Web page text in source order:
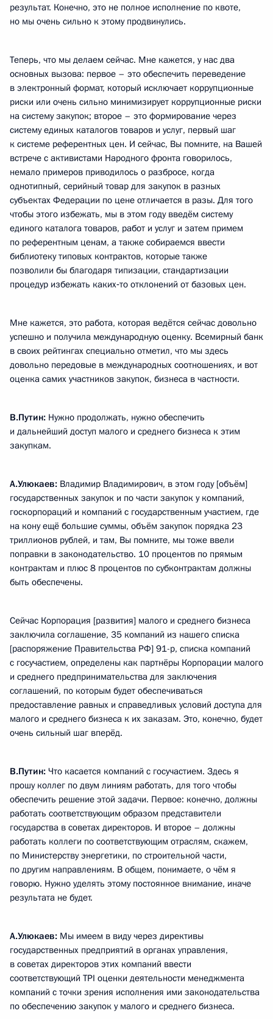
результат. Конечно, это не полное исполнение по квоте,
но мы очень сильно к этому продвинулись.
Теперь, что мы делаем сейчас. Мне кажется, у нас два
основных вызова: первое – это обеспечить переведение
в электронный формат, который исключает коррупционные
риски или очень сильно минимизирует коррупционные риски
на систему закупок; второе – это формирование через
систему единых каталогов товаров и услуг, первый шаг
к системе референтных цен. И сейчас, Вы помните, на Вашей
встрече с активистами Народного фронта говорилось,
немало примеров приводилось о разбросе, когда
однотипный, серийный товар для закупок в разных
субъектах Федерации по цене отличается в разы. Для того
чтобы этого избежать, мы в этом году введём систему
единого каталога товаров, работ и услуг и затем примем
по референтным ценам, а также собираемся ввести
библиотеку типовых контрактов, которые также
позволили бы благодаря типизации, стандартизации
процедур избежать каких‑то отклонений от базовых цен.
Мне кажется, это работа, которая ведётся сейчас довольно
успешно и получила международную оценку. Всемирный банк
в своих рейтингах специально отметил, что мы здесь
довольно передовые в международных соотношениях, и вот
оценка самих участников закупок, бизнеса в частности.
В.Путин: Нужно продолжать, нужно обеспечить
и дальнейший доступ малого и среднего бизнеса к этим
закупкам.
А.Улюкаев: Владимир Владимирович, в этом году [объём]
государственных закупок и по части закупок у компаний,
госкорпораций и компаний с государственным участием, где
на кону ещё большие суммы, объём закупок порядка 23
триллионов рублей, и там, Вы помните, мы тоже ввели
поправки в законодательство. 10 процентов по прямым
контрактам и плюс 8 процентов по субконтрактам должны
быть обеспечены.
Сейчас Корпорация [развития] малого и среднего бизнеса
заключила соглашение, 35 компаний из нашего списка
[распоряжение Правительства РФ] 91-р, списка компаний
с госучастием, определены как партнёры Корпорации малого
и среднего предпринимательства для заключения
соглашений, по которым будет обеспечиваться
предоставление равных и справедливых условий доступа для
малого и среднего бизнеса к их заказам. Это, конечно, будет
очень сильный шаг вперёд.
В.Путин: Что касается компаний с госучастием. Здесь я
прошу коллег по двум линиям работать, для того чтобы
обеспечить решение этой задачи. Первое: конечно, должны
работать соответствующим образом представители
государства в советах директоров. И второе – должны
работать коллеги по соответствующим отраслям, скажем,
по Министерству энергетики, по строительной части,
по другим направлениям. В общем, понимаете, о чём я
говорю. Нужно уделять этому постоянное внимание, иначе
результата не будет.
А.Улюкаев: Мы имеем в виду через директивы
государственных предприятий в органах управления,
в советах директоров этих компаний ввести
соответствующий TPI оценки деятельности менеджмента
компаний с точки зрения исполнения ими законодательства
по обеспечению закупок у малого и среднего бизнеса.